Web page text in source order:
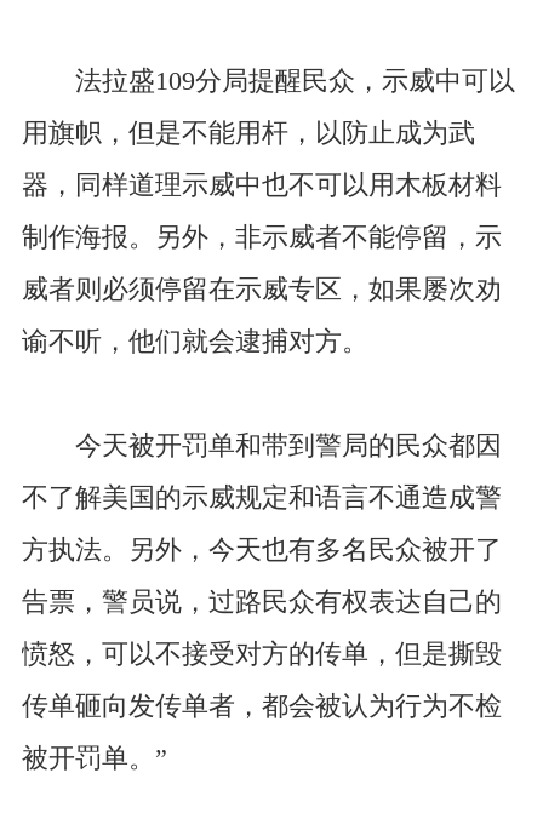
法拉盛109分局提醒民众，示威中可以
用旗帜，但是不能用杆，以防止成为武
器，同样道理示威中也不可以用木板材料
制作海报。另外，非示威者不能停留，示
威者则必须停留在示威专区，如果屡次劝
谕不听，他们就会逮捕对方。
今天被开罚单和带到警局的民众都因
不了解美国的示威规定和语言不通造成警
方执法。另外，今天也有多名民众被开了
告票，警员说，过路民众有权表达自己的
愤怒，可以不接受对方的传单，但是撕毁
传单砸向发传单者，都会被认为行为不检
被开罚单。”